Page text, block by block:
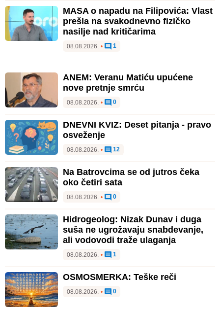
MASA o napadu na Filipovića: Vlast
prešla na svakodnevno fizičko
nasilje nad kritičarima
08.08.2026. • 1
ANEM: Veranu Matiću upućene
nove pretnje smrću
08.08.2026. • 0
DNEVNI KVIZ: Deset pitanja - pravo
osveženje
08.08.2026. • 12
Na Batrovcima se od jutros čeka
oko četiri sata
08.08.2026. • 0
Hidrogeolog: Nizak Dunav i duga
suša ne ugrožavaju snabdevanje,
ali vodovodi traže ulaganja
08.08.2026. • 1
OSMOSMERKA: Teške reči
08.08.2026. • 0